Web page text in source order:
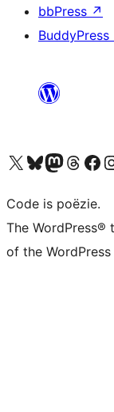
bbPress ↗
BuddyPress
Bezoek ons X (voorheen Twitter) account
Bezoek ons Bluesky account
Bezoek ons Mastodon
Bezoek onsOnze
Code is poëzie.
The
of the